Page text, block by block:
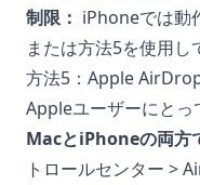
制限： iPhoneでは動
または方法5を使用し
方法5：Apple
Appleユーザーにとっ
MacとiPhoneの両方
トロールセンター >